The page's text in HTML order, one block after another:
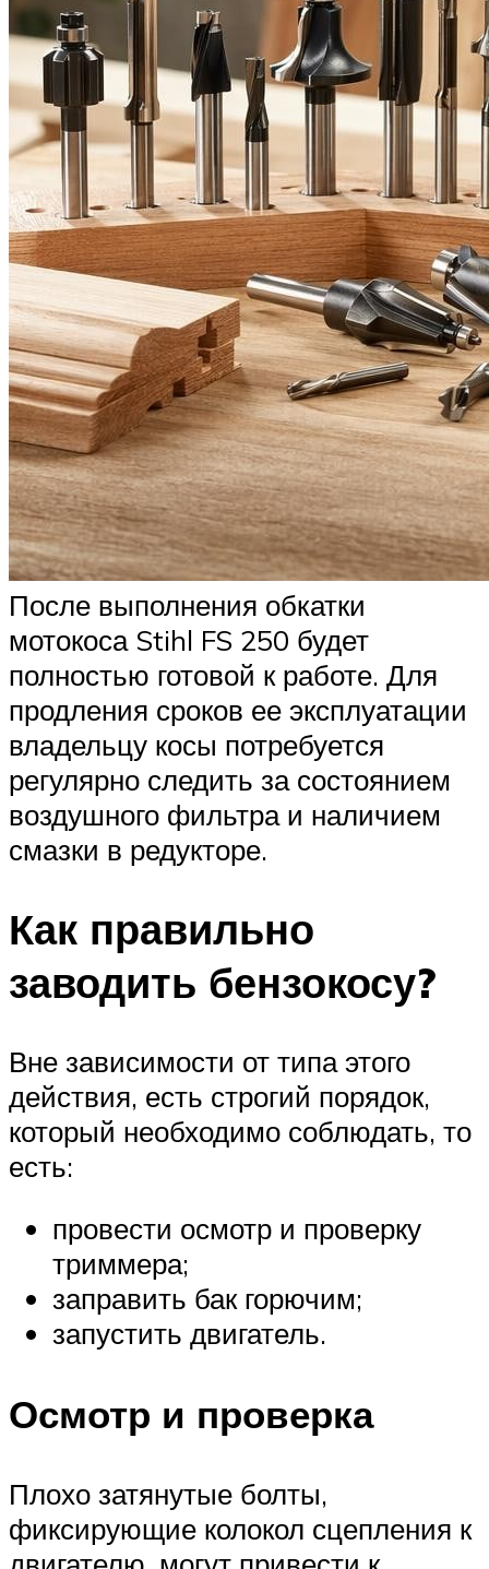
После выполнения обкатки
мотокоса Stihl FS 250 будет
полностью готовой к работе. Для
продления сроков ее эксплуатации
владельцу косы потребуется
регулярно следить за состоянием
воздушного фильтра и наличием
смазки в редукторе.
Как правильно
заводить бензокосу?
Вне зависимости от типа этого
действия, есть строгий порядок,
который необходимо соблюдать, то
есть:
провести осмотр и проверку
триммера;
заправить бак горючим;
запустить двигатель.
Осмотр и проверка
Плохо затянутые болты,
фиксирующие колокол сцепления к